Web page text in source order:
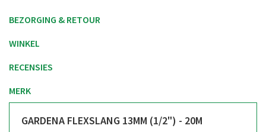
BEZORGING & RETOUR
WINKEL
RECENSIES
MERK
GARDENA FLEXSLANG 13MM (1/2") - 20M